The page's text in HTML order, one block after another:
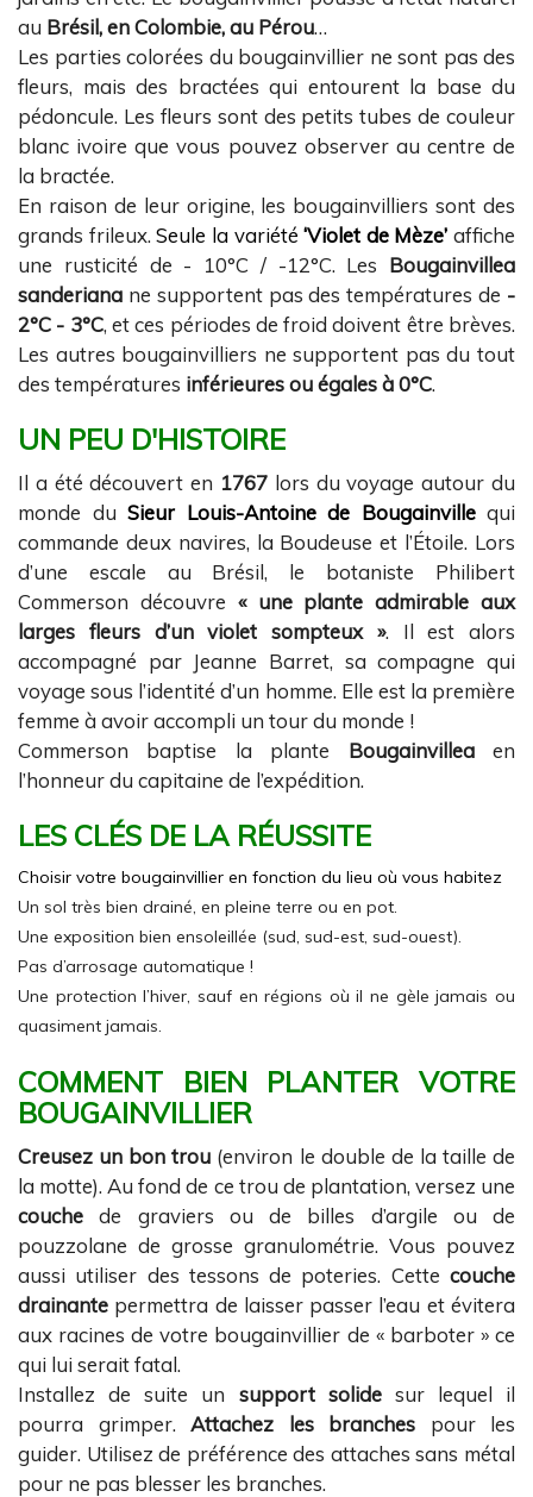
au Brésil, en Colombie, au Pérou…
Les parties colorées du bougainvillier ne sont pas des
fleurs, mais des bractées qui entourent la base du
pédoncule. Les fleurs sont des petits tubes de couleur
blanc ivoire que vous pouvez observer au centre de
la bractée.
En raison de leur origine, les bougainvilliers sont des
grands frileux.Seule la variété‘Violet de Mèze’ affiche
une rusticité de - 10°C / -12°C. Les Bougainvillea
sanderiana ne supportent pas des températures de -
2°C - 3°C, et ces périodes de froid doivent être brèves.
Les autres bougainvilliers ne supportent pas du tout
des températures inférieures ou égales à 0°C.
UN PEU D'HISTOIRE
Il a été découvert en 1767 lors du voyage autour du
monde du Sieur Louis-Antoine de Bougainvillequi
commande deux navires, la Boudeuse et l’Étoile. Lors
d’une escale au Brésil, le botaniste Philibert
Commerson découvre « une plante admirable aux
larges fleurs d’un violet sompteux ». Il est alors
accompagné par Jeanne Barret, sa compagne qui
voyage sous l’identité d’un homme. Elle est la première
femme à avoir accompli un tour du monde !
Commerson baptise la plante Bougainvilleaen
l’honneur du capitaine de l’expédition.
LES CLÉS DE LA RÉUSSITE
Choisir votre bougainvillier en fonction du lieu où vous habitez
Un sol très bien drainé, en pleine terre ou en pot.
Une exposition bien ensoleillée (sud, sud-est, sud-ouest).
Pas d’arrosage automatique !
Une protection l’hiver, sauf en régions où il ne gèle jamais ou
quasiment jamais.
COMMENT BIEN PLANTER VOTRE
BOUGAINVILLIER
Creusez un bon trou (environ le double de la taille de
la motte). Au fond de ce trou de plantation, versez une
couche de graviers ou de billes d’argile ou de
pouzzolane de grosse granulométrie. Vous pouvez
aussi utiliser des tessons de poteries. Cette couche
drainante permettra de laisser passer l’eau et évitera
aux racines de votre bougainvillier de « barboter » ce
qui lui serait fatal.
Installez de suite un support solidesur lequel il
pourra grimper. Attachez les branches pour les
guider. Utilisez de préférence des attaches sans métal
pour ne pas blesser les branches.